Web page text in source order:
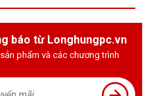
báo từ Longhungpc.vn
phẩm và các chương trình